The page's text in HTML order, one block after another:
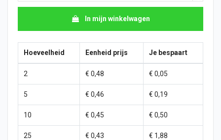
In mijn winkelwagen
Hoeveelheid Eenheid prijs Je bespaart
2 € 0,48 € 0,05
5 € 0,46 € 0,19
10 € 0,45 € 0,50
25 € 0,43 € 1,88